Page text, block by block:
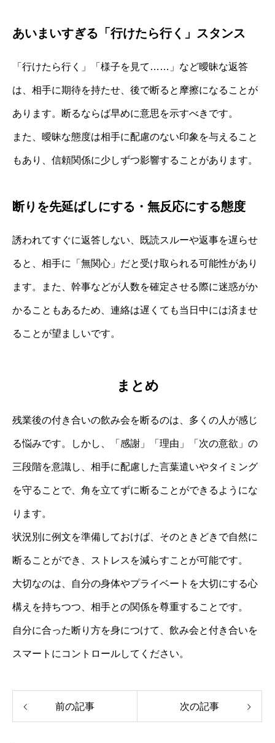
あいまいすぎる「行けたら行く」スタンス
「行けたら行く」「様子を見て……」など曖昧な返答
は、相手に期待を持たせ、後で断ると摩擦になることが
あります。断るならば早めに意思を示すべきです。
また、曖昧な態度は相手に配慮のない印象を与えること
もあり、信頼関係に少しずつ影響することがあります。
断りを先延ばしにする・無反応にする態度
誘われてすぐに返答しない、既読スルーや返事を遅らせ
ると、相手に「無関心」だと受け取られる可能性があり
ます。また、幹事などが人数を確定させる際に迷惑がか
かることもあるため、連絡は遅くても当日中には済ませ
ることが望ましいです。
まとめ
残業後の付き合いの飲み会を断るのは、多くの人が感じ
る悩みです。しかし、「感謝」「理由」「次の意欲」の
三段階を意識し、相手に配慮した言葉遣いやタイミング
を守ることで、角を立てずに断ることができるようにな
ります。
状況別に例文を準備しておけば、そのときどきで自然に
断ることができ、ストレスを減らすことが可能です。
大切なのは、自分の身体やプライベートを大切にする心
構えを持ちつつ、相手との関係を尊重することです。
自分に合った断り方を身につけて、飲み会と付き合いを
スマートにコントロールしてください。
前の記事 次の記事